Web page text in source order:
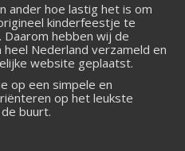
ander hoe lastig het is om
kinderfeestje te
hebben wij de
Nederland verzameld en
website geplaatst.
op een simpele en
op het leukste
buurt.